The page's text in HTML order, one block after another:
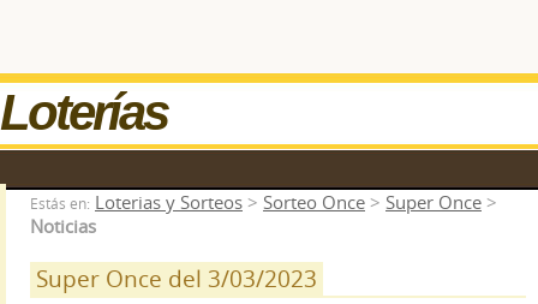
Loterías
Estás en: Loterias y Sorteos > Sorteo Once > Super Once >
Noticias
Super Once del 3/03/2023